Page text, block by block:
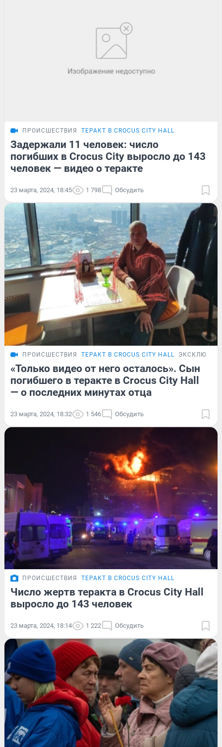
ПРОИСШЕСТВИЯ ТЕРАКТ В CROCUS CITY HALL
Задержали 11 человек: число
погибших в Crocus City выросло до 143
человек — видео о теракте
23 марта, 2024, 18:45 1 798 Обсудить
ПРОИСШЕСТВИЯ ТЕРАКТ В CROCUS CITY HALL ЭКСКЛЮЗИВ
«Только видео от него осталось». Сын
погибшего в теракте в Crocus City Hall
— о последних минутах отца
23 марта, 2024, 18:32 1 546 Обсудить
ПРОИСШЕСТВИЯ ТЕРАКТ В CROCUS CITY HALL
Число жертв теракта в Crocus City Hall
выросло до 143 человек
23 марта, 2024, 18:14 1 222 Обсудить